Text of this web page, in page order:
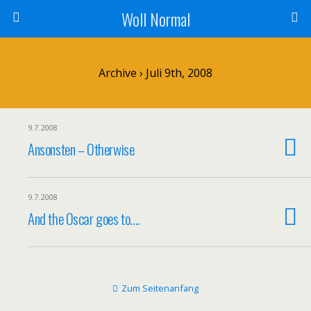
Woll Normal
Archive › Juli 9th, 2008
9.7.2008
Ansonsten – Otherwise
9.7.2008
And the Oscar goes to….
Zum Seitenanfang